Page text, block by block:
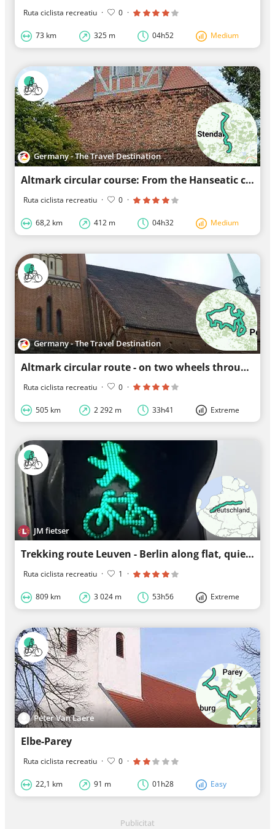
Ruta ciclista recreatiu · 0 ·
73 km 325 m 04h52 Medium
Germany - The Travel Destination
Altmark circular course: From the Hanseatic city of Havelberg to Genthin
Ruta ciclista recreatiu · 0 ·
68,2 km 412 m 04h32 Medium
Germany - The Travel Destination
Altmark circular route - on two wheels through the Altmark
Ruta ciclista recreatiu · 0 ·
505 km 2 292 m 33h41 Extreme
JM fietser
Trekking route Leuven - Berlin along flat, quiet, and unpaved roads
Ruta ciclista recreatiu · 1 ·
809 km 3 024 m 53h56 Extreme
Peter Van Laere
Elbe-Parey
Ruta ciclista recreatiu · 0 ·
22,1 km 91 m 01h28 Easy
Publicitat